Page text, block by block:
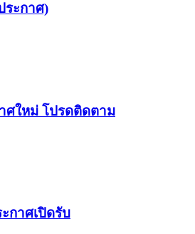
ระกาศ)
ศใหม่ โปรดติดตาม
กาศเปิดรับ